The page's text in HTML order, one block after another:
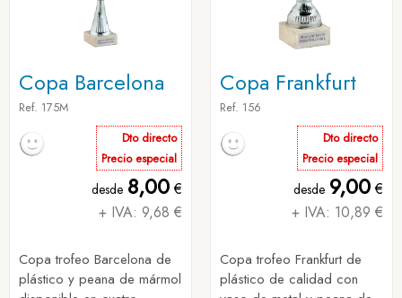
Copa Barcelona
Ref. 175M
Dto directo
Precio especial
desde 8,00€
+ IVA: 9,68 €
Copa trofeo Barcelona de
plástico y peana de mármol
Copa Frankfurt
Ref. 156
Dto directo
Precio especial
desde 9,00€
+ IVA: 10,89 €
Copa trofeo Frankfurt de
plástico de calidad con